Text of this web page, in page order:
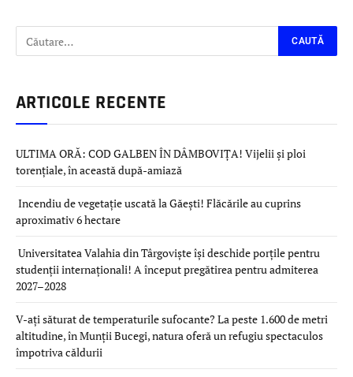
ARTICOLE RECENTE
ULTIMA ORĂ: COD GALBEN ÎN DÂMBOVIȚA! Vijelii și ploi
torențiale, în această după-amiază
Incendiu de vegetație uscată la Găești! Flăcările au cuprins
aproximativ 6 hectare
Universitatea Valahia din Târgoviște își deschide porțile pentru
studenții internaționali! A început pregătirea pentru admiterea
2027–2028
V-ați săturat de temperaturile sufocante? La peste 1.600 de metri
altitudine, în Munții Bucegi, natura oferă un refugiu spectaculos
împotriva căldurii